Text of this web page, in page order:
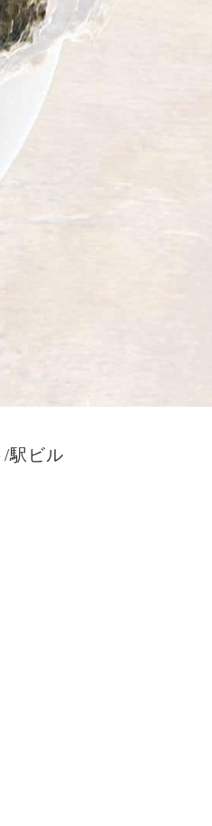
/駅ビル